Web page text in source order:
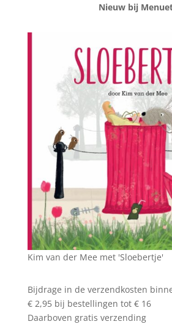
Nieuw bij
Kim van der Mee met 'Sloebertje'
Bijdrage in de verzendkosten
€ 2,95 bij bestellingen tot € 16
Daarboven gratis verzending